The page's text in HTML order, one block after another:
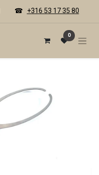
☎ +316 53 17 35 80
0